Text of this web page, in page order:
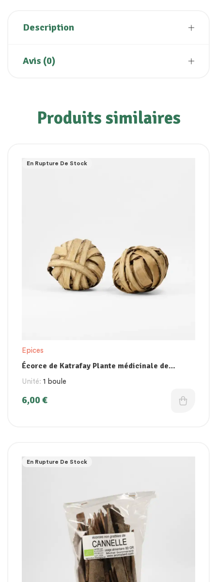
Description
Avis (0)
Produits similaires
En Rupture De Stock
Epices
Écorce de Katrafay Plante médicinale de
Madagascar
Unité: 1 boule
6,00€
En Rupture De Stock